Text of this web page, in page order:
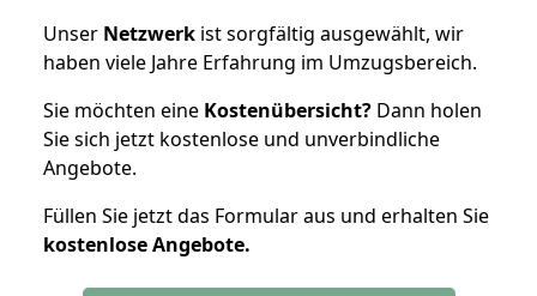
Unser Netzwerk ist sorgfältig ausgewählt, wir
haben viele Jahre Erfahrung im Umzugsbereich.
Sie möchten eine Kostenübersicht? Dann holen
Sie sich jetzt kostenlose und unverbindliche
Angebote.
Füllen Sie jetzt das Formular aus und erhalten Sie
kostenloseAngebote.